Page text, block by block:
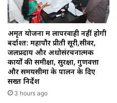
अमृत योजना में लापरवाही नहीं होगी
बर्दाश्त: महापौर प्रीती सूरी,सीवर,
जलप्रदाय और अधोसंरचनात्मक
कार्यों की समीक्षा, सुरक्षा, गुणवत्ता
और समयसीमा के पालन के दिए
सख्त निर्देश
3 hours ago